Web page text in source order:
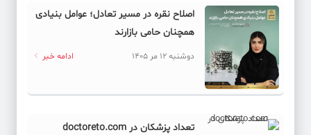
اصلاح نقره در مسیر تعادل؛ عوامل بنیادی
همچنان حامی بازارند
دوشنبه 12 مر 1405 ادامه خبر
تعداد پزشکان در doctoreto.com